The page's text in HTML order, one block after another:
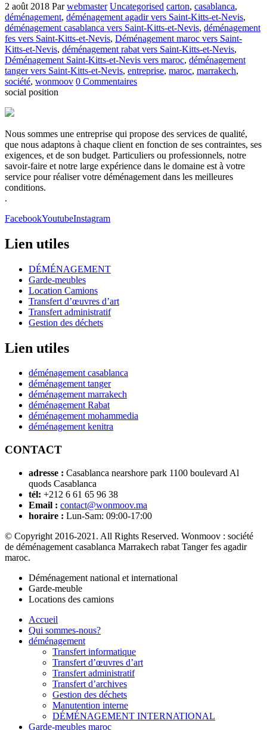
2 août 2018 Parwebmaster Uncategorised carton, casablanca,
déménagement, déménagement agadir vers Saint-Kitts-et-Nevis,
déménagement casablanca vers Saint-Kitts-et-Nevis, déménagement
fes vers Saint-Kitts-et-Nevis, Déménagement maroc vers Saint-
Kitts-et-Nevis, déménagement rabat vers Saint-Kitts-et-Nevis,
Déménagement Saint-Kitts-et-Nevis vers maroc, déménagement
tanger vers Saint-Kitts-et-Nevis, entreprise, maroc, marrakech,
société, wonmoov 0 Commentaires
social position
Nous sommes une entreprise qui propose des services de qualité,
que nous adaptons à chaque client en fonction de ses contraintes, ses
exigences, et de son budget. Particuliers ou professionnels, notre
savoir-faire et notre large expérience dans le domaine est à votre
service pour réaliser votre déménagement dans les meilleures
conditions.
.
FacebookYoutubeInstagram
Lien utiles
DÉMÉNAGEMENT
Garde-meubles
Location Camions
Transfert d’œuvres d’art
Transfert administratif
Gestion des déchets
Lien utiles
déménagement casablanca
déménagement tanger
déménagement marrakech
déménagement Rabat
déménagement mohammedia
déménagement kenitra
CONTACT
adresse : Casablanca nearshore park 1100 boulevard Al
quods Casablanca
tél: +212 6 61 65 96 38
Email : contact@wonmoov.ma
horaire : Lun-Sam: 09:00-17:00
© Copyright 2016-2021. All Rights Reserved. Wonmoov : société
de déménagement casablanca Marrakech rabat Tanger fes agadir
maroc.
Déménagement national et international
Garde-meuble
Locations des camions
Accueil
Qui sommes-nous?
déménagement
Transfert informatique
Transfert d’œuvres d’art
Transfert administratif
Transfert d’archives
Gestion des déchets
Manutention interne
DÉMÉNAGEMENT INTERNATIONAL
Garde-meubles maroc